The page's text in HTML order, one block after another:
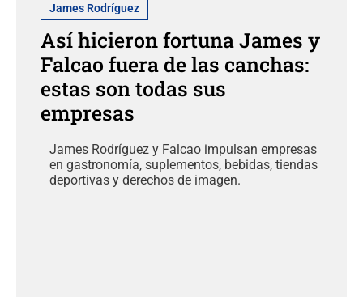
James Rodríguez
Así hicieron fortuna James y
Falcao fuera de las canchas:
estas son todas sus
empresas
James Rodríguez y Falcao impulsan empresas
en gastronomía, suplementos, bebidas, tiendas
deportivas y derechos de imagen.